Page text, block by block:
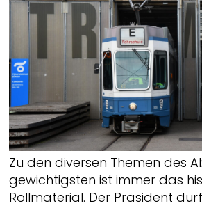
Zu den diversen Themen des
gewichtigsten ist immer das
Rollmaterial. Der Präsident